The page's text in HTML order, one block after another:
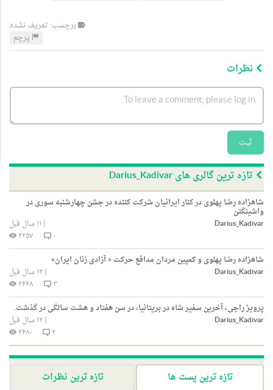
برچسب: تعریف نشده
پرچم
نظرات
ثبت
تازه ترین گالری های Darius_Kadivar
شاهزاده رضا پهلوی در کنار ایرانیان شرکت کننده در جشن چهارشنبه سوری در
واشینگتن
Darius_Kadivar
|۱۱ سال قبل
۰
۲۲۵۷
شاهزاده رضا پهلوی و کمپین مردان مدافع حرکت « آزادی زنان ایران»
Darius_Kadivar
|۱۲ سال قبل
۳
۲۶۶۸
پرویز راجی، آخرین سفیر شاه در بریتانیا، در سن هفتاد و هشت سالگی در گذشت.
Darius_Kadivar
|۱۲ سال قبل
۲
۲۶۸۰
تازه ترین پست ها
تازه ترین نظرات